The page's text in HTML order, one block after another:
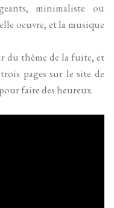
minimaliste ou
oeuvre, et la musique
du thème de la fuite, et
pages sur le site de
faire des heureux.